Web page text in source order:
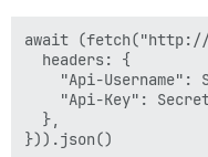
await (fetch("http://
  headers: {
"Api-Username":
"Api-Key":
  },